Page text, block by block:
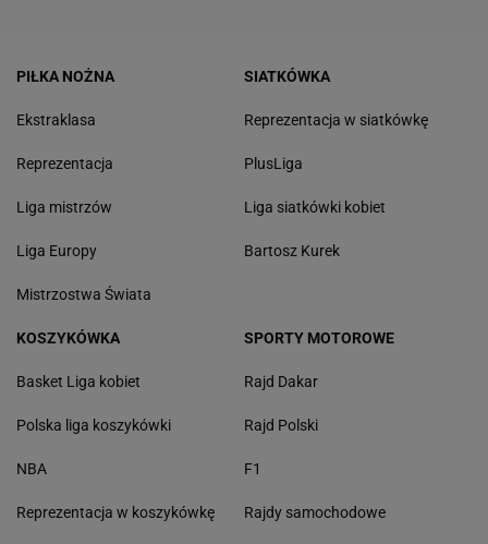
PIŁKA NOŻNA
Ekstraklasa
Reprezentacja
Liga mistrzów
Liga Europy
Mistrzostwa Świata
SIATKÓWKA
Reprezentacja w siatkówkę
PlusLiga
Liga siatkówki kobiet
Bartosz Kurek
KOSZYKÓWKA
Basket Liga kobiet
Polska liga koszykówki
NBA
Reprezentacja w koszykówkę
SPORTY MOTOROWE
Rajd Dakar
Rajd Polski
F1
Rajdy samochodowe